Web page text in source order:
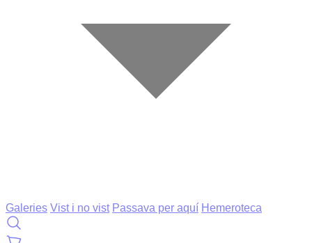
Galeries Vist i no vist Passava per aquí Hemeroteca